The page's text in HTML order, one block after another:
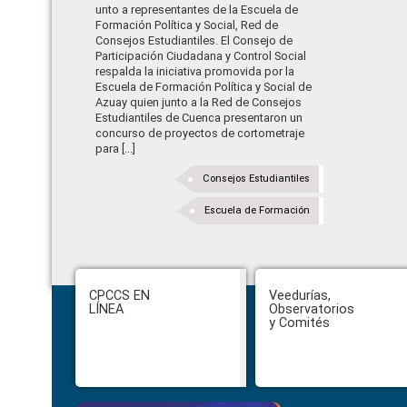
unto a representantes de la Escuela de
Formación Política y Social, Red de
Consejos Estudiantiles. El Consejo de
Participación Ciudadana y Control Social
respalda la iniciativa promovida por la
Escuela de Formación Política y Social de
Azuay quien junto a la Red de Consejos
Estudiantiles de Cuenca presentaron un
concurso de proyectos de cortometraje
para [...]
Consejos Estudiantiles
Escuela de Formación
Footer
CPCCS EN
LÍNEA
Veedurías,
Observatorios
y Comités